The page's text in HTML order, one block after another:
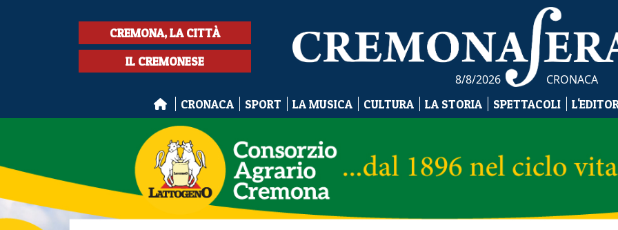
CREMONA, LA CITTÀ
IL CREMONESE
8/8/2026 CRONACA
CRONACA SPORT LA MUSICA CULTURA LA STORIA SPETTACOLI